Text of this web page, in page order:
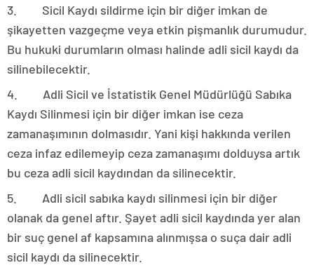
3. Sicil Kaydı sildirme için bir diğer imkan de
şikayetten vazgeçme veya etkin pişmanlık durumudur.
Bu hukuki durumların olması halinde adli sicil kaydı da
silinebilecektir.
4. Adli Sicil ve İstatistik Genel Müdürlüğü Sabıka
Kaydı Silinmesi için bir diğer imkan ise ceza
zamanaşımının dolmasıdır. Yani kişi hakkında verilen
ceza infaz edilemeyip ceza zamanaşımı dolduysa artık
bu ceza adli sicil kaydından da silinecektir.
5. Adli sicil sabıka kaydı silinmesi için bir diğer
olanak da genel aftır. Şayet adli sicil kaydında yer alan
bir suç genel af kapsamına alınmışsa o suça dair adli
sicil kaydı da silinecektir.